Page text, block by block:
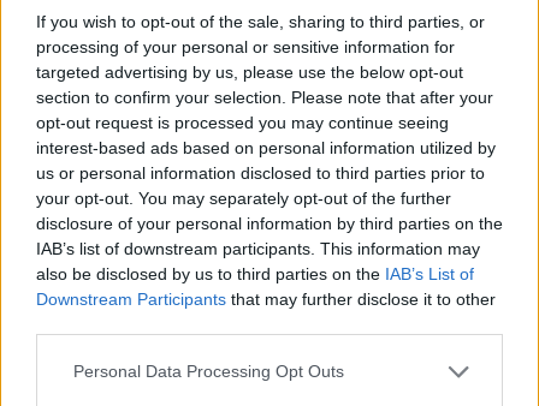
If you wish to opt-out of the sale, sharing to third parties, or
processing of your personal or sensitive information for
targeted advertising by us, please use the below opt-out
section to confirm your selection. Please note that after your
opt-out request is processed you may continue seeing
interest-based ads based on personal information utilized by
us or personal information disclosed to third parties prior to
your opt-out. You may separately opt-out of the further
disclosure of your personal information by third parties on the
IAB’s list of downstream participants. This information may
also be disclosed by us to third parties on the IAB’s List of
Downstream Participants that may further disclose it to other
Personal Data Processing Opt Outs
Πριν 6 ημέρες
70 χρόνια ιστορίας και συγκίνησης για το
Ανδρεάδειο Γυμνάσιο Βροντάδου